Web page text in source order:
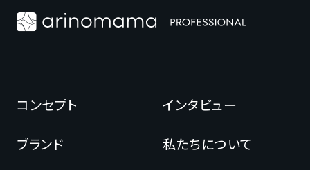
コンセプト インタビュー
ブランド 私たちについて